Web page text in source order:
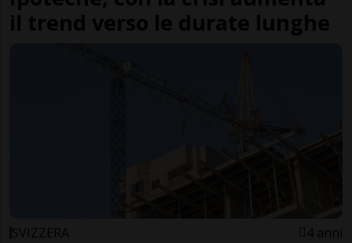
il trend verso le durate lunghe
SVIZZERA 4 anni